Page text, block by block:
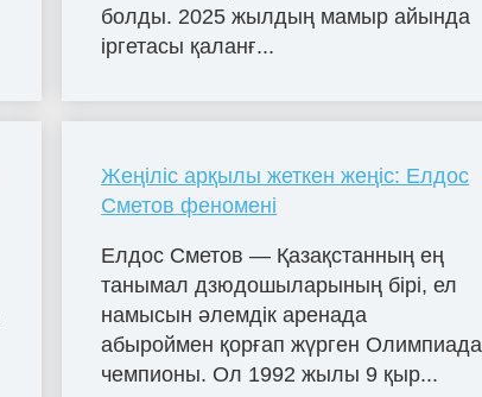
болды. 2025 жылдың мамыр айында
іргетасы қаланғ...
Жеңіліс арқылы жеткен жеңіс: Елдос
Сметов феномені
Елдос Сметов — Қазақстанның ең
танымал дзюдошыларының бірі, ел
намысын әлемдік аренада
абыроймен қорғап жүрген Олимпиада
чемпионы. Ол 1992 жылы 9 қыр...